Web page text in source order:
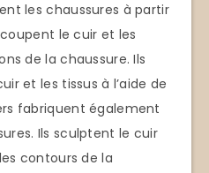
les chaussures à partir
le cuir et les
de la chaussure. Ils
et les tissus à l’aide de
fabriquent également
Ils sculptent le cuir
contours de la